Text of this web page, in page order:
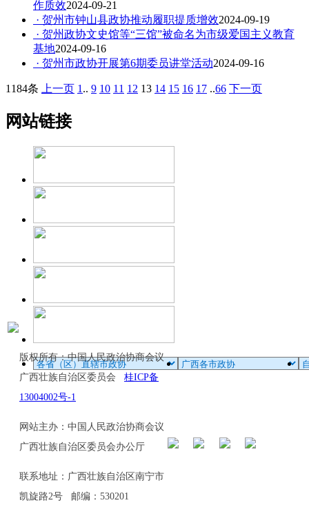
作质效2024-09-21
· 贺州市钟山县政协推动履职提质增效2024-09-19
· 贺州政协文史馆等“三馆”被命名为市级爱国主义教育
基地2024-09-16
· 贺州市政协开展第6期委员讲堂活动2024-09-16
1184条 上一页 1 .. 9 10 11 12 13 14 15 16 17 ..66 下一页
网站链接
版权所有：中国人民政治协商会议
广西壮族自治区委员会 桂ICP备
13004002号-1
网站主办：中国人民政治协商会议
广西壮族自治区委员会办公厅
联系地址：广西壮族自治区南宁市
凯旋路2号 邮编：530201